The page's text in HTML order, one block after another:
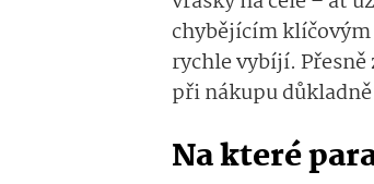
chybějícím
rychle vybíjí.
při nákupu
Na které